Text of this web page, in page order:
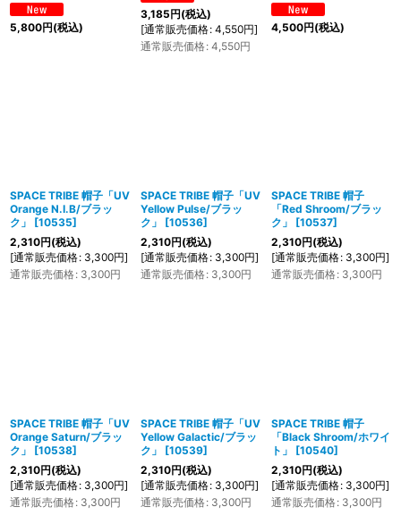
5,800円(税込)
3,185円(税込)
[通常販売価格: 4,550円]
通常販売価格: 4,550円
4,500円(税込)
SPACE TRIBE 帽子「UV
Orange N.I.B/ブラッ
ク」
[10535]
2,310円(税込)
[通常販売価格: 3,300円]
通常販売価格: 3,300円
SPACE TRIBE 帽子「UV
Yellow Pulse/ブラッ
ク」
[10536]
2,310円(税込)
[通常販売価格: 3,300円]
通常販売価格: 3,300円
SPACE TRIBE 帽子
「Red Shroom/ブラッ
ク」
[10537]
2,310円(税込)
[通常販売価格: 3,300円]
通常販売価格: 3,300円
SPACE TRIBE 帽子「UV
Orange Saturn/ブラッ
ク」
[10538]
2,310円(税込)
[通常販売価格: 3,300円]
通常販売価格: 3,300円
SPACE TRIBE 帽子「UV
Yellow Galactic/ブラッ
ク」
[10539]
2,310円(税込)
[通常販売価格: 3,300円]
通常販売価格: 3,300円
SPACE TRIBE 帽子
「Black Shroom/ホワイ
ト」
[10540]
2,310円(税込)
[通常販売価格: 3,300円]
通常販売価格: 3,300円